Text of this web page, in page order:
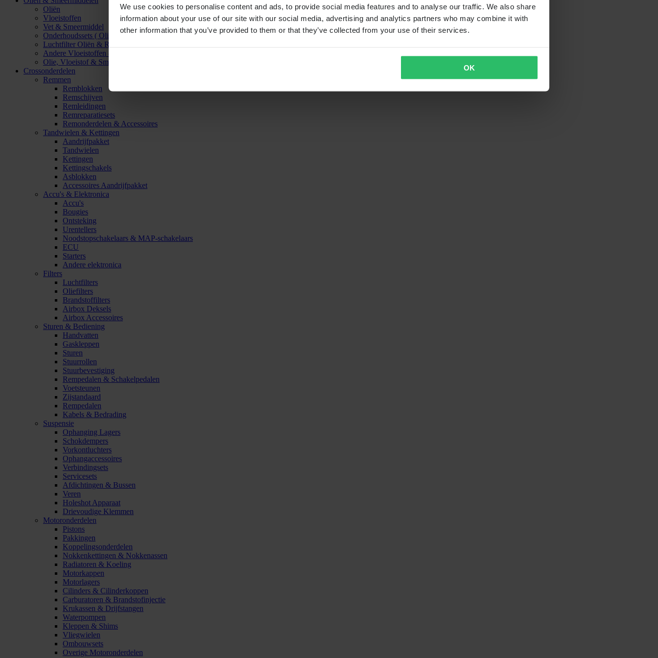
We use cookies to personalise content and ads, to provide social media features and to analyse our traffic. We also share
information about your use of our site with our social media, advertising and analytics partners who may combine it with
other information that you’ve provided to them or that they’ve collected from your use of their services.
OK
Oliën
Vloeistoffen
Vet & Smeermiddel
Onderhoudssets ( Olie & Filter)
Luchtfilter Oliën & Reinigers
Andere Vloeistoffen & Smeermiddelen
Olie, Vloeistof & Smeermiddel Accessoires
Crossonderdelen
Remmen
Remblokken
Remschijven
Remleidingen
Remreparatiesets
Remonderdelen & Accessoires
Tandwielen & Kettingen
Aandrijfpakket
Tandwielen
Kettingen
Kettingschakels
Asblokken
Accessoires Aandrijfpakket
Accu's & Elektronica
Accu's
Bougies
Ontsteking
Urentellers
Noodstopschakelaars & MAP-schakelaars
ECU
Starters
Andere elektronica
Filters
Luchtfilters
Oliefilters
Brandstoffilters
Airbox Deksels
Airbox Accessoires
Sturen & Bediening
Handvatten
Gaskleppen
Sturen
Stuurrollen
Stuurbevestiging
Rempedalen & Schakelpedalen
Voetsteunen
Zijstandaard
Rempedalen
Kabels & Bedrading
Suspensie
Ophanging Lagers
Schokdempers
Vorkontluchters
Ophangaccessoires
Verbindingsets
Servicesets
Afdichtingen & Bussen
Veren
Holeshot Apparaat
Drievoudige Klemmen
Motoronderdelen
Pistons
Pakkingen
Koppelingsonderdelen
Nokkenkettingen & Nokkenassen
Radiatoren & Koeling
Motorkappen
Motorlagers
Cilinders & Cilinderkoppen
Carburatoren & Brandstofinjectie
Krukassen & Drijfstangen
Waterpompen
Kleppen & Shims
Vliegwielen
Ombouwsets
Overige Motoronderdelen